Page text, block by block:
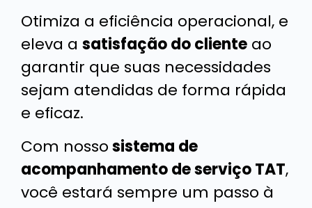
Otimiza a eficiência operacional, e
eleva a satisfação do cliente ao
garantir que suas necessidades
sejam atendidas de forma rápida
e eficaz.
Com nossosistema de
acompanhamento de serviço TAT,
você estará sempre um passo à